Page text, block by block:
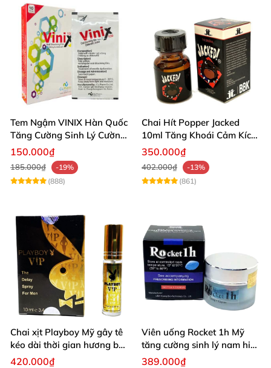
Tem Ngậm VINIX Hàn Quốc
Tăng Cường Sinh Lý Cường
Dương
150.000₫
185.000₫
-19%
(888)
Chai Hít Popper Jacked
10ml Tăng Khoái Cảm Kích
Thích Mạnh
350.000₫
402.000₫
-13%
(861)
Chai xịt Playboy Mỹ gây tê
kéo dài thời gian hương bạc
hà
420.000₫
Viên uống Rocket 1h Mỹ
tăng cường sinh lý nam hiệu
quả
389.000₫